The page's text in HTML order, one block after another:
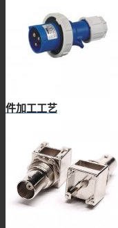
件加工工艺